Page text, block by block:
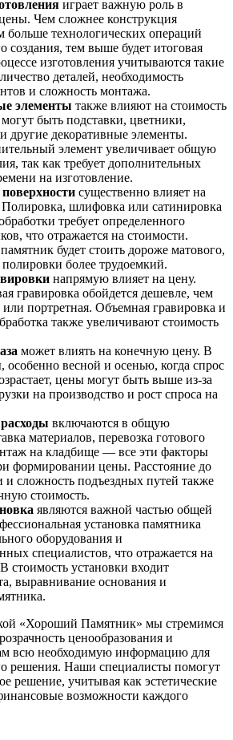
играет важную роль в
Чем сложнее конструкция
больше технологических операций
создания, тем выше будет итоговая
изготовления учитываются такие
деталей, необходимость
и сложность монтажа.
элементы также влияют на стоимость
быть подставки, цветники,
другие декоративные элементы.
элемент увеличивает общую
так как требует дополнительных
на изготовление.
существенно влияет на
шлифовка или сатинировка
требует определенного
что отражается на стоимости.
будет стоить дороже матового,
полировки более трудоемкий.
напрямую влияет на цену.
гравировка обойдется дешевле, чем
или портретная. Объемная гравировка и
также увеличивают стоимость
может влиять на конечную цену. В
особенно весной и осенью, когда спрос
цены могут быть выше из-за
на производство и рост спроса на
включаются в общую
материалов, перевозка готового
на кладбище — все эти факторы
формировании цены. Расстояние до
и сложность подъездных путей также
стоимость.
являются важной частью общей
установка памятника
оборудования и
специалистов, что отражается на
стоимость установки входит
выравнивание основания и
«Хороший Памятник» мы стремимся
ценообразования и
всю необходимую информацию для
решения. Наши специалисты помогут
решение, учитывая как эстетические
возможности каждого